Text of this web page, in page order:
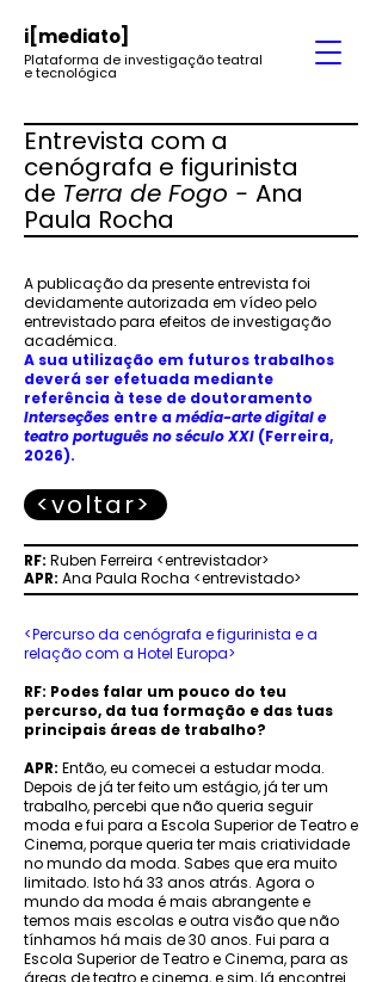
i[mediato]
Plataforma de investigação teatral
e tecnológica
Entrevista com a
cenógrafa e figurinista
de Terra de Fogo - Ana
Paula Rocha
A publicação da presente entrevista foi
devidamente autorizada em vídeo pelo
entrevistado para efeitos de investigação
académica.
A sua utilização em futuros trabalhos
deverá ser efetuada mediante
referência à tese de doutoramento
Interseções entre amédia-arte digital e
teatro português no século XXI (Ferreira,
2026).
<voltar>
RF: Ruben Ferreira <entrevistador>
APR: Ana Paula Rocha <entrevistado>
<Percurso da cenógrafa e figurinista e a
relação com a Hotel Europa>
RF: Podes falar um pouco do teu
percurso, da tua formação e das tuas
principais áreas de trabalho?
APR: Então, eu comecei a estudar moda.
Depois de já ter feito um estágio, já ter um
trabalho, percebi que não queria seguir
moda e fui para a Escola Superior de Teatro e
Cinema, porque queria ter mais criatividade
no mundo da moda. Sabes que era muito
limitado. Isto há 33 anos atrás. Agora o
mundo da moda é mais abrangente e
temos mais escolas e outra visão que não
tínhamos há mais de 30 anos. Fui para a
Escola Superior de Teatro e Cinema, para as
áreas de teatro e cinema, e sim, lá encontrei